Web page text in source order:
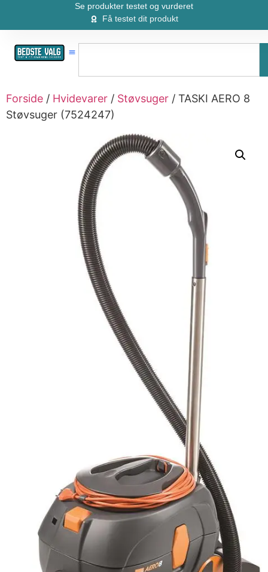
Se produkter testet og vurderet
Få testet dit produkt
Forside / Hvidevarer / Støvsuger / TASKI AERO 8
Støvsuger (7524247)